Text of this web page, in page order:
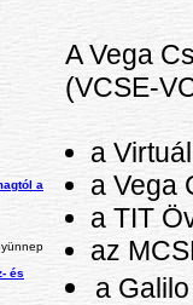
a
és
A Vega
(VCSE-
a
a Vega
a TIT
az
a